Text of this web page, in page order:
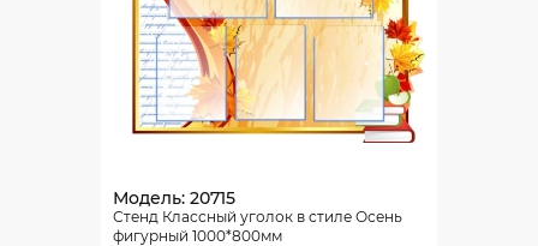
Модель: 20715
Стенд Классный уголок в стиле Осень
фигурный 1000*800мм